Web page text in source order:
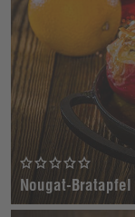
Nougat-Bratapfel